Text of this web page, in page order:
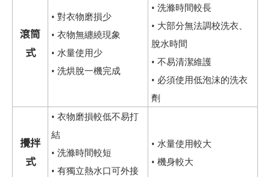
滾筒
式
• 對衣物磨損少
• 衣物無纏繞現象
• 水量使用少
• 洗烘脫一機完成
• 洗滌時間較長
• 大部分無法調校洗衣、
脫水時間
• 不易清潔維護
• 必須使用低泡沫的洗衣
劑
攪拌
式
• 衣物磨損較低不易打
結
• 洗滌時間較短
• 有獨立熱水口可外接
• 水量使用較大
• 機身較大